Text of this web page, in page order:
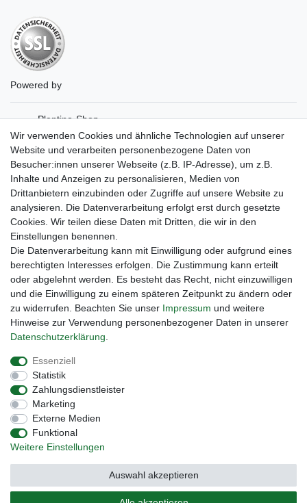
Powered by
Plentino-Shop
gAGaLamp
Drohnenstore24
MeinUSB
Batteriespeicher
PlentiSolar
Gebrauchtlicht
Ledkauf
DEYESOLAR
Lightech Connect
CardanLight Europe
FORTIMO LEDs
Cardanlight-Shop
Wallbox24
Barrierefreiheitserklärung
Wir verwenden Cookies und ähnliche Technologien auf unserer
Website und verarbeiten personenbezogene Daten von
Besucher:innen unserer Webseite (z.B. IP-Adresse), um z.B.
Inhalte und Anzeigen zu personalisieren, Medien von
Drittanbietern einzubinden oder Zugriffe auf unsere Website zu
analysieren. Die Datenverarbeitung erfolgt erst durch gesetzte
Cookies. Wir teilen diese Daten mit Dritten, die wir in den
Einstellungen benennen.
Die Datenverarbeitung kann mit Einwilligung oder aufgrund eines
berechtigten Interesses erfolgen. Die Zustimmung kann erteilt
oder abgelehnt werden. Es besteht das Recht, nicht einzuwilligen
und die Einwilligung zu einem späteren Zeitpunkt zu ändern oder
zu widerrufen. Beachten Sie unser Impressum und weitere
Hinweise zur Verwendung personenbezogener Daten in unserer
Daten­schutz­erklärung
Essenziell
Statistik
Zahlungsdienstleister
Marketing
Externe Medien
Funktional
Weitere Einstellungen
Auswahl akzeptieren